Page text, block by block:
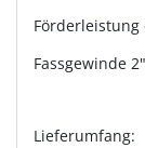
Fassgewinde
Lieferumfang: